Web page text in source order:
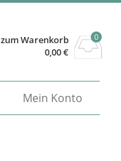
zum Warenkorb
0,00€
0
Mein Konto